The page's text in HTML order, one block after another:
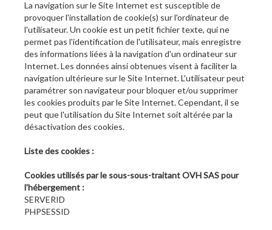
La navigation sur le Site Internet est susceptible de
provoquer l'installation de cookie(s) sur l'ordinateur de
l'utilisateur. Un cookie est un petit fichier texte, qui ne
permet pas l'identification de l'utilisateur, mais enregistre
des informations liées à la navigation d'un ordinateur sur
Internet. Les données ainsi obtenues visent à faciliter la
navigation ultérieure sur le Site Internet. L'utilisateur peut
paramétrer son navigateur pour bloquer et/ou supprimer
les cookies produits par le Site Internet. Cependant, il se
peut que l'utilisation du Site Internet soit altérée par la
désactivation des cookies.
Liste des cookies :
Cookies utilisés par le sous-sous-traitant OVH SAS pour
l'hébergement :
SERVERID
PHPSESSID